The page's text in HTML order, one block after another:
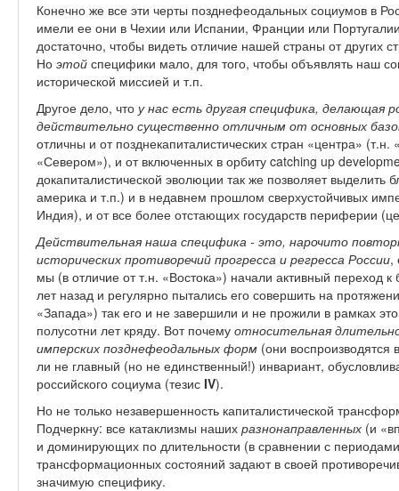
Конечно же все эти черты позднефеодальных социумов в
имели ее они в Чехии или Испании, Франции или
достаточно, чтобы видеть отличие нашей страны от других
Но этой специфики мало, для того, чтобы объявлять наш
исторической миссией и т.п.
Другое дело, что у нас есть другая специфика, делающая
действительно существенно отличным от основных
отличны и от позднекапиталистических стран «центра»
«Севером»), и от включенных в орбиту catching up
докапиталистической эволюции так же позволяет выделить
америка и т.п.) и в недавнем прошлом сверхустойчивых
Индия), и от все более отстающих государств периферии
Действительная наша специфика - это, нарочито
исторических противоречий прогресса и регресса России,
мы (в отличие от т.н. «Востока») начали активный переход
лет назад и регулярно пытались его совершить на
«Запада») так его и не завершили и не прожили в рамках
полусотни лет кряду. Вот почему относительная
имперских позднефеодальных форм (они воспроизводятся
ли не главный (но не единственный!) инвариант,
российского социума (тезис IV).
Но не только незавершенность капиталистической
Подчеркну: все катаклизмы наших разнонаправленных (и
и доминирующих по длительности (в сравнении с
трансформационных состояний задают в своей
значимую специфику.